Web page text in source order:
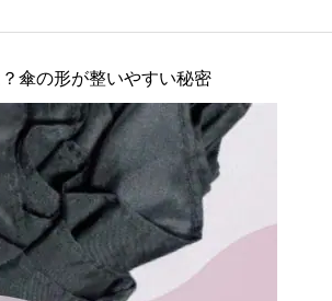
傘の形が整いやすい秘密